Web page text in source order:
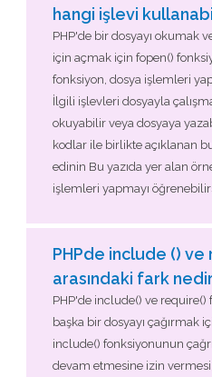
hangi işlevi
PHP'de bir dosyayı okumak
için açmak için fopen()
fonksiyon, dosya işlemleri
İlgili işlevleri dosyayla
okuyabilir veya dosyaya
kodlar ile birlikte açıklanan
edinin Bu yazıda yer alan
işlemleri yapmayı
PHPde include () ve
arasındaki fark
PHP'de include() ve require()
başka bir dosyayı çağırmak
include() fonksiyonunun
devam etmesine izin